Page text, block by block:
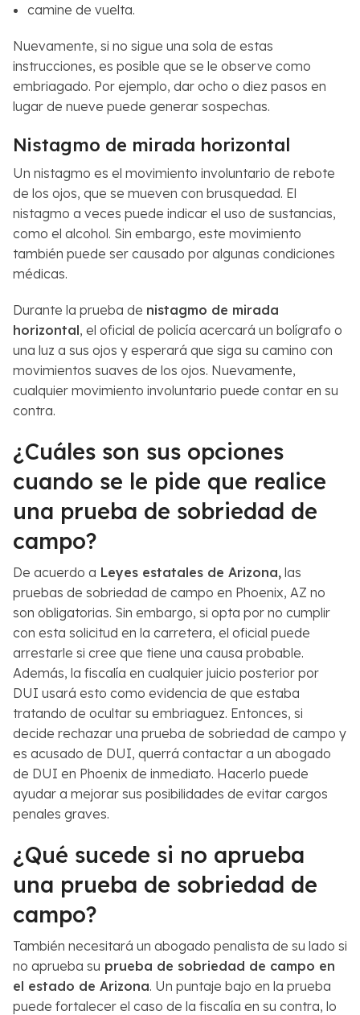
camine de vuelta.
Nuevamente, si no sigue una sola de estas
instrucciones, es posible que se le observe como
embriagado. Por ejemplo, dar ocho o diez pasos en
lugar de nueve puede generar sospechas.
Nistagmo de mirada horizontal
Un nistagmo es el movimiento involuntario de rebote
de los ojos, que se mueven con brusquedad. El
nistagmo a veces puede indicar el uso de sustancias,
como el alcohol. Sin embargo, este movimiento
también puede ser causado por algunas condiciones
médicas.
Durante la prueba de nistagmo de mirada
horizontal, el oficial de policía acercará un bolígrafo o
una luz a sus ojos y esperará que siga su camino con
movimientos suaves de los ojos. Nuevamente,
cualquier movimiento involuntario puede contar en su
contra.
¿Cuáles son sus opciones
cuando se le pide que realice
una prueba de sobriedad de
campo?
De acuerdo a Leyes estatales de Arizona, las
pruebas de sobriedad de campo en Phoenix, AZ no
son obligatorias. Sin embargo, si opta por no cumplir
con esta solicitud en la carretera, el oficial puede
arrestarle si cree que tiene una causa probable.
Además, la fiscalía en cualquier juicio posterior por
DUI usará esto como evidencia de que estaba
tratando de ocultar su embriaguez. Entonces, si
decide rechazar una prueba de sobriedad de campo y
es acusado de DUI, querrá contactar a un abogado
de DUI en Phoenix de inmediato. Hacerlo puede
ayudar a mejorar sus posibilidades de evitar cargos
penales graves.
¿Qué sucede si no aprueba
una prueba de sobriedad de
campo?
También necesitará un abogado penalista de su lado si
no aprueba su prueba de sobriedad de campo en
el estado de Arizona. Un puntaje bajo en la prueba
puede fortalecer el caso de la fiscalía en su contra, lo